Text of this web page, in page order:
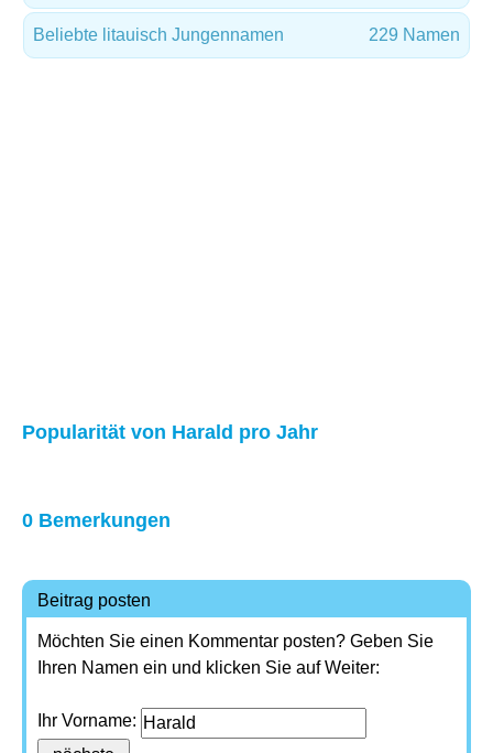
Beliebte litauisch Jungennamen 229 Namen
Popularität von Harald pro Jahr
0 Bemerkungen
Beitrag posten
Möchten Sie einen Kommentar posten? Geben Sie
Ihren Namen ein und klicken Sie auf Weiter:
Ihr Vorname: